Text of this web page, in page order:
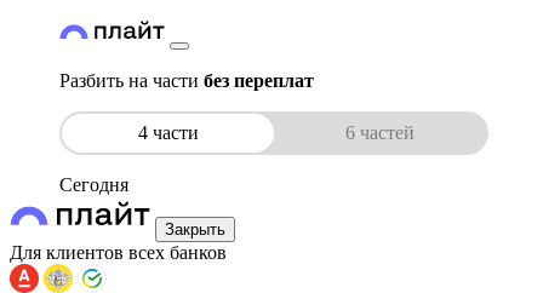
Разбить на части без переплат
4 части 6 частей
Сегодня
Закрыть
Для клиентов всех банков